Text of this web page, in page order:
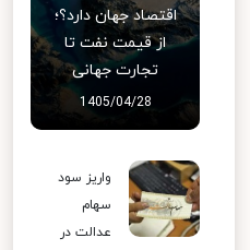
اقتصاد جهان دارد؟؛
از قیمت نفت تا
تجارت جهانی
1405/04/28
واریز سود
سهام
عدالت در